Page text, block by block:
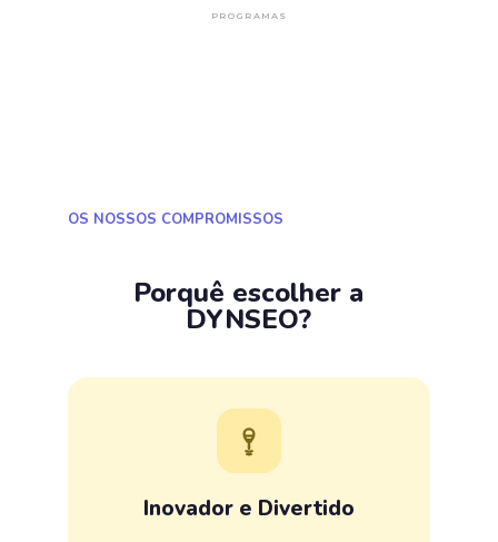
PROGRAMAS
OS NOSSOS COMPROMISSOS
Porquê escolher a
DYNSEO?
Inovador e Divertido